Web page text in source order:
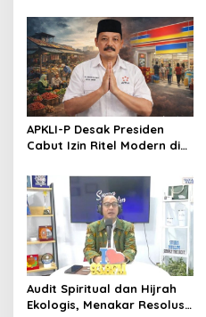
i
o
n
Jalur Prestasi
APKLI-P Desak Presiden
Cabut Izin Ritel Modern di
Rakyat
Audit Spiritual dan Hijrah
Ekologis, Menakar Resolusi